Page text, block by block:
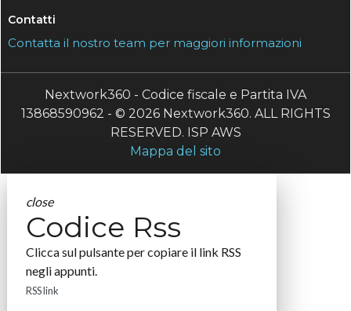
Contatti
Contatta il nostro team per maggiori informazioni
Nextwork360 - Codice fiscale e Partita IVA
13868590962 - © 2026 Nextwork360. ALL RIGHTS
RESERVED. ISP AWS
Mappa del sito
close
Codice Rss
Clicca sul pulsante per copiare il link RSS
negli appunti.
RSS link